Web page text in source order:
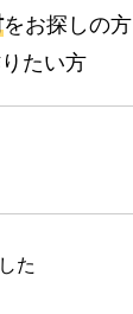
をお探しの方
たい方
た